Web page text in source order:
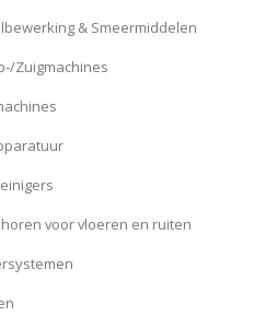
& Smeermiddelen
Zuigmachines
voor vloeren en ruiten